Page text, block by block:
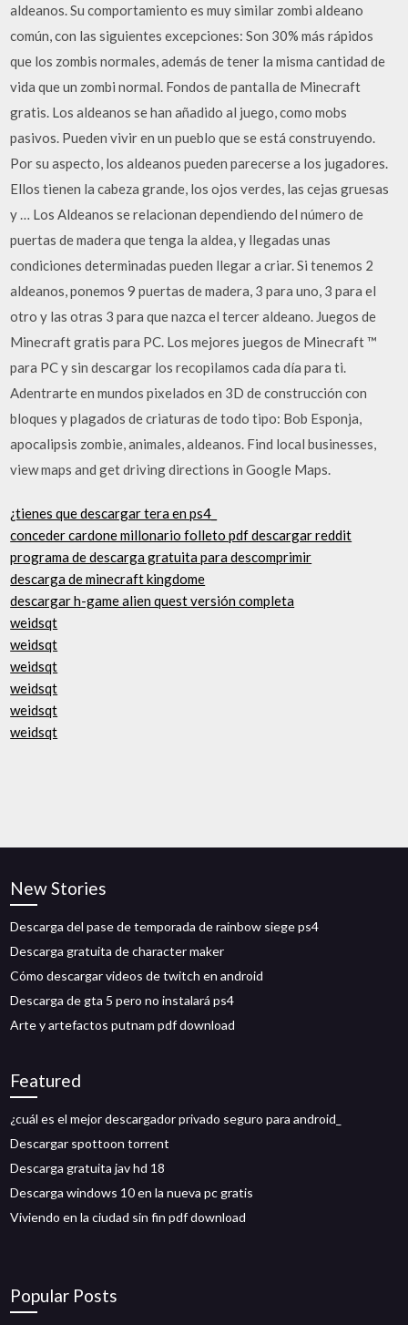
aldeanos. Su comportamiento es muy similar zombi aldeano
común, con las siguientes excepciones: Son 30% más rápidos
que los zombis normales, además de tener la misma cantidad de
vida que un zombi normal. Fondos de pantalla de Minecraft
gratis. Los aldeanos se han añadido al juego, como mobs
pasivos. Pueden vivir en un pueblo que se está construyendo.
Por su aspecto, los aldeanos pueden parecerse a los jugadores.
Ellos tienen la cabeza grande, los ojos verdes, las cejas gruesas
y … Los Aldeanos se relacionan dependiendo del número de
puertas de madera que tenga la aldea, y llegadas unas
condiciones determinadas pueden llegar a criar. Si tenemos 2
aldeanos, ponemos 9 puertas de madera, 3 para uno, 3 para el
otro y las otras 3 para que nazca el tercer aldeano. Juegos de
Minecraft gratis para PC. Los mejores juegos de Minecraft ™
para PC y sin descargar los recopilamos cada día para ti.
Adentrarte en mundos pixelados en 3D de construcción con
bloques y plagados de criaturas de todo tipo: Bob Esponja,
apocalipsis zombie, animales, aldeanos. Find local businesses,
view maps and get driving directions in Google Maps.
¿tienes que descargar tera en ps4_
conceder cardone millonario folleto pdf descargar reddit
programa de descarga gratuita para descomprimir
descarga de minecraft kingdome
descargar h-game alien quest versión completa
weidsqt
weidsqt
weidsqt
weidsqt
weidsqt
weidsqt
New Stories
Descarga del pase de temporada de rainbow siege ps4
Descarga gratuita de character maker
Cómo descargar videos de twitch en android
Descarga de gta 5 pero no instalará ps4
Arte y artefactos putnam pdf download
Featured
¿cuál es el mejor descargador privado seguro para android_
Descargar spottoon torrent
Descarga gratuita jav hd 18
Descarga windows 10 en la nueva pc gratis
Viviendo en la ciudad sin fin pdf download
Popular Posts